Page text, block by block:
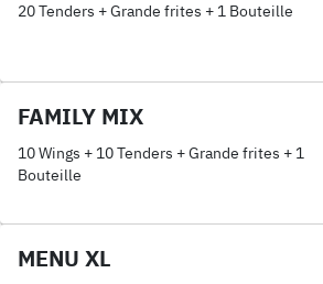
20 Tenders + Grande frites + 1 Bouteille
FAMILY MIX
10 Wings + 10 Tenders + Grande frites + 1
Bouteille
MENU XL